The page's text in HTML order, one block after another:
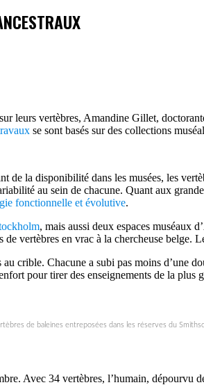
leurs vertèbres, Amandine Gillet,
se sont basés sur des collections
de la disponibilité dans les musées, les
au sein de chacune. Quant aux
fonctionnelle et évolutive.
, mais aussi deux espaces muséaux
vertèbres en vrac à la chercheuse belge.
au crible. Chacune a subi pas moins
pour tirer des enseignements de la plus
de baleines entreposées dans les réserves du
Avec 34 vertèbres, l’humain,